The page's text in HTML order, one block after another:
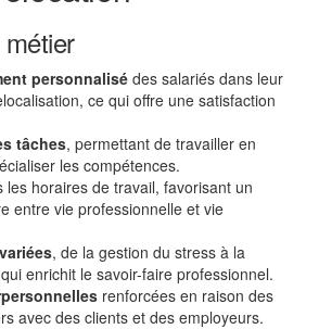
personnalisé des salariés dans leur
ce qui offre une satisfaction
tâches, permettant de travailler en
les compétences.
les horaires de travail, favorisant un
entre vie professionnelle et vie
, de la gestion du stress à la
enrichit le savoir-faire professionnel.
renforcées en raison des
avec des clients et des employeurs.